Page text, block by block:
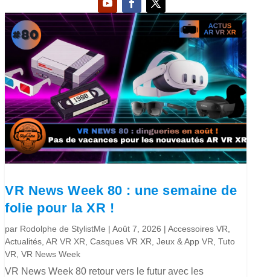
VR News Week 80 : une semaine de
folie pour la XR !
par Rodolphe de StylistMe |Août 7, 2026 |Accessoires VR
Actualités ,AR VR XR ,Casques VR XR ,Jeux & App VR ,Tuto
VR ,VR News Week
VR News Week 80 retour vers le futur avec les